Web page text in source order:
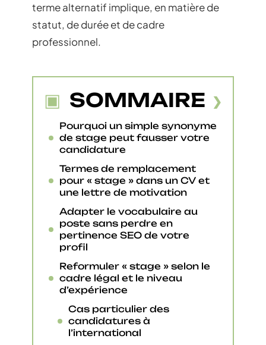
terme alternatif implique, en matière de
statut, de durée et de cadre
professionnel.
SOMMAIRE
Pourquoi un simple synonyme
de stage peut fausser votre
candidature
Termes de remplacement
pour « stage » dans un CV et
une lettre de motivation
Adapter le vocabulaire au
poste sans perdre en
pertinence SEO de votre
profil
Reformuler « stage » selon le
cadre légal et le niveau
d’expérience
Cas particulier des
candidatures à
l’international